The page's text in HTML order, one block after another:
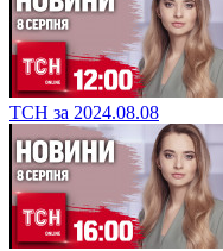
ТСН за 2024.08.08